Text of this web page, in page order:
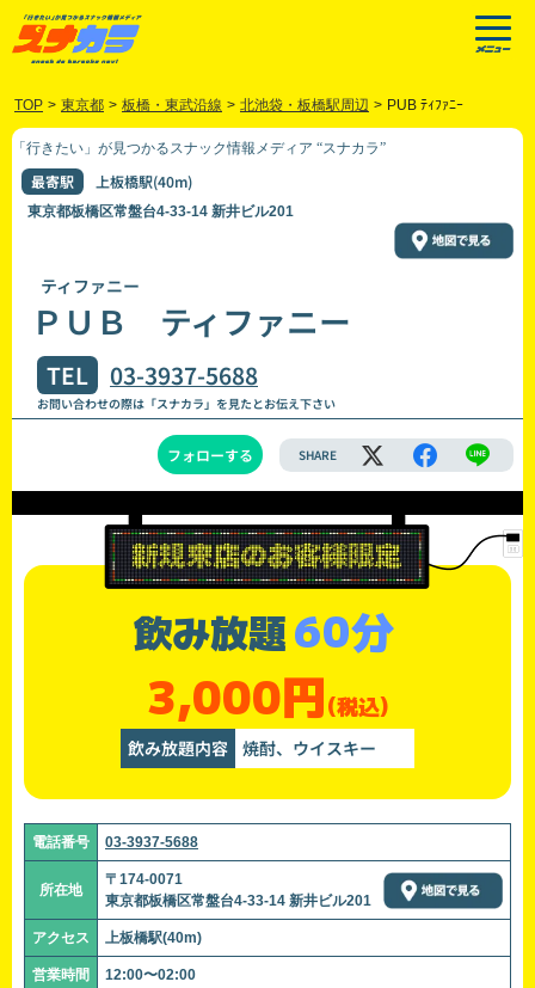
TOP > 東京都 > 板橋・東武沿線 > 北池袋・板橋駅周辺 > PUB ﾃｨﾌｧﾆｰ
「行きたい」が見つかるスナック情報メディア “スナカラ”
最寄駅 上板橋駅(40m)
東京都板橋区常盤台4-33-14 新井ビル201
ティファニー
ＰＵＢ ティファニー
TEL 03-3937-5688
お問い合わせの際は「スナカラ」を見たとお伝え下さい
フォローする SHARE
飲み放題60分
3,000円(税込)
飲み放題内容 焼酎、ウイスキー
電話番号 03-3937-5688
所在地
〒174-0071
東京都板橋区常盤台4-33-14 新井ビル201
アクセス 上板橋駅(40m)
営業時間 12:00〜02:00